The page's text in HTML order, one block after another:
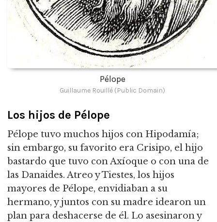
Pélope
Guillaume Rouillé (Public Domain)
Los hijos de Pélope
Pélope tuvo muchos hijos con Hipodamía;
sin embargo, su favorito era Crisipo, el hijo
bastardo que tuvo con Axíoque o con una de
las Danaides. Atreo y Tiestes, los hijos
mayores de Pélope, envidiaban a su
hermano, y juntos con su madre idearon un
plan para deshacerse de él. Lo asesinaron y